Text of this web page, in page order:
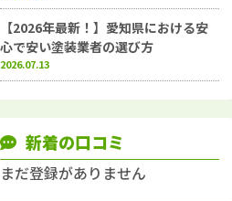
【2026年最新！】愛知県における安
心で安い塗装業者の選び方
2026.07.13
新着の口コミ
まだ登録がありません